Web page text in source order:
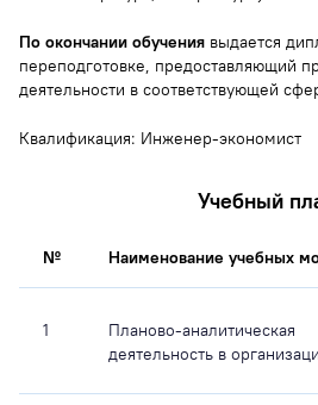
По окончании обучения выдается
переподготовке, предоставляющий
деятельности в соответствующей
Квалификация: Инженер-экономист
Учебный
№ Наименование учебных
1
Планово-аналитическая
деятельность в